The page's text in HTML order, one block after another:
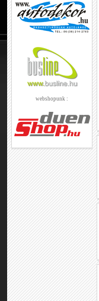
webshopunk :